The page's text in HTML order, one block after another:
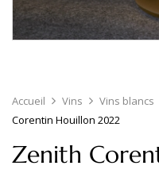
Accueil Vins Vins blancs
Corentin Houillon 2022
Zenith